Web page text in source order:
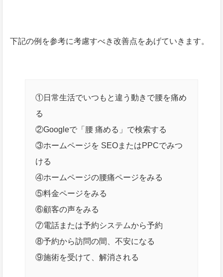
下記の例を参考に考慮すべき改善点をあげていきます。
①日常生活でいつもと違う動きで腰を痛め
る
②Googleで「腰 痛める」で検索する
③ホームページを SEOまたはPPCでみつ
ける
④ホームページの腰痛ページをみる
⑤料金ページをみる
⑥顧客の声をみる
⑦電話または予約システムから予約
⑧予約から訪問の間、不安になる
⑨施術を受けて、解消される